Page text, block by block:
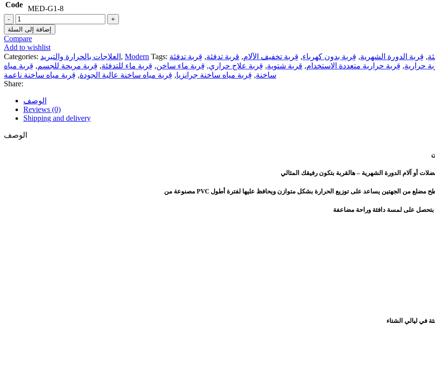
Code MED-G1-8
إضافة إلى السلة
Compare
Add to wishlist
Categories: العلاجات بالحرارة والتبريد , Modern Tags: , قِربة الدورة الشهرية, قِربة بدون كهرباء, قِربة تخفيف الآلام, قربة تدفئة, قِربة تدفئة
حرارية, قِربة حرارية متعددة الاستخدام, قربة شتوية, قِربة علاج حراري, قِربة ماء ساخن, قِربة ماء للتدفئة, قِربة مريحة للجسم, قِربة مياه
ساخنة, قِربة مياه ساخنة جرانزيا, قِربة مياه ساخنة عالية الجودة, قِربة مياه ساخنة ناعمة
Share:
الوصف
Reviews (0)
Shipping and delivery
الوصف